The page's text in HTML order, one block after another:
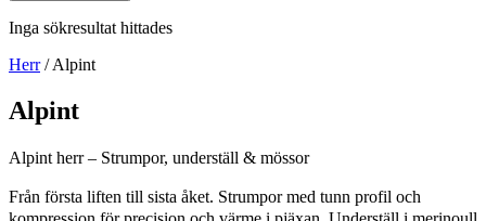
Inga sökresultat hittades
Herr/ Alpint
Alpint
Alpint herr – Strumpor, underställ & mössor
Från första liften till sista åket. Strumpor med tunn profil och